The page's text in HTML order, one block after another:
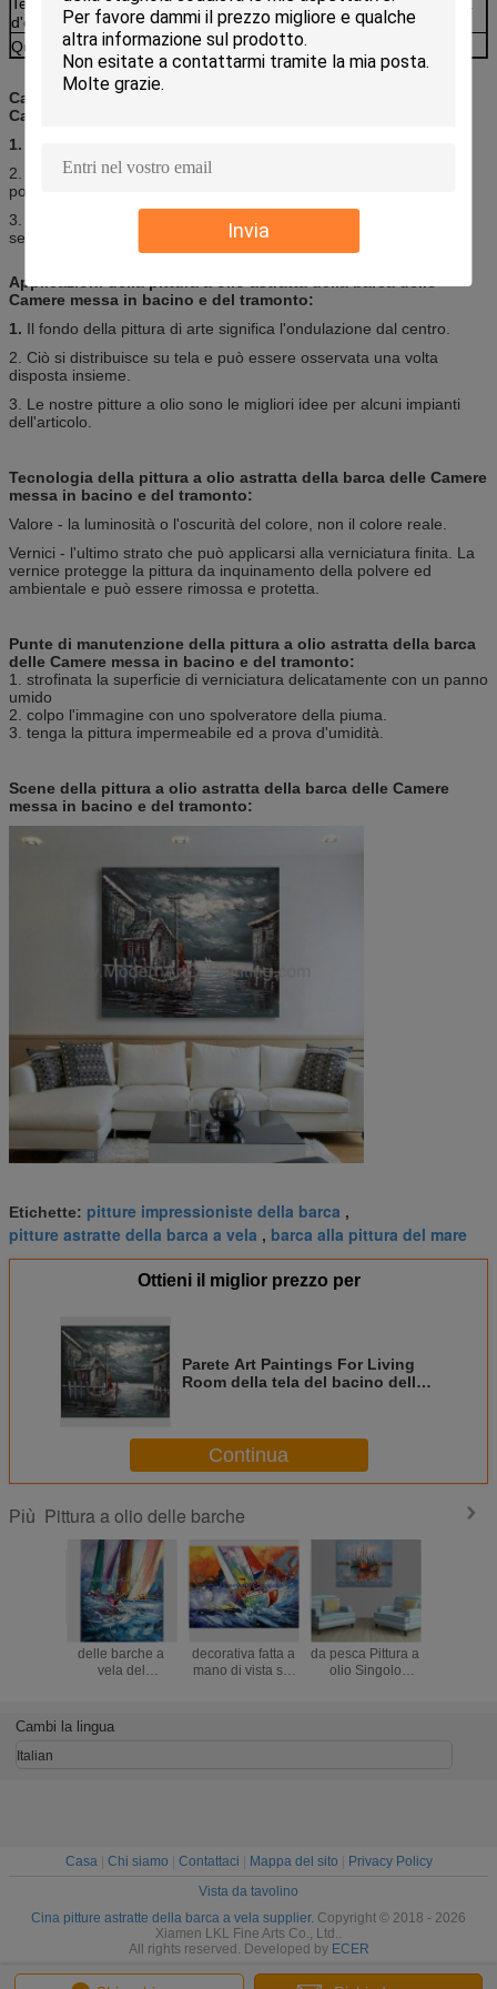
Invia
d'esecuzione
dal qty di ordine)
Qualità
Buone accuratezza e somiglianza
Caratteristiche della pittura a olio astratta della barca delle
Camere messa in bacino e del tramonto:
1.
2. Molte metafore che gli artisti afferrano fornisce una serie di
possibilità.
3. I cambiamenti sovrapposti di struttura da giallo a rosso e
sembrare luminosi.
Applicazioni della pittura a olio astratta della barca delle
Camere messa in bacino e del tramonto:
1. Il fondo della pittura di arte significa l'ondulazione dal centro.
2. Ciò si distribuisce su tela e può essere osservata una volta
disposta insieme.
3. Le nostre pitture a olio sono le migliori idee per alcuni impianti
dell'articolo.
Tecnologia della pittura a olio astratta della barca delle Camere
messa in bacino e del tramonto:
Valore - la luminosità o l'oscurità del colore, non il colore reale.
Vernici - l'ultimo strato che può applicarsi alla verniciatura finita. La
vernice protegge la pittura da inquinamento della polvere ed
ambientale e può essere rimossa e protetta.
Punte di manutenzione della pittura a olio astratta della barca
delle Camere messa in bacino e del tramonto:
1. strofinata la superficie di verniciatura delicatamente con un panno
umido
2. colpo l'immagine con uno spolveratore della piuma.
3. tenga la pittura impermeabile ed a prova d'umidità.
Scene della pittura a olio astratta della barca delle Camere
messa in bacino e del tramonto:
Etichette: pitture impressioniste della barca ,
pitture astratte della barca a vela , barca alla pittura del mare
Ottieni il miglior prezzo per
Parete Art Paintings For Living
Room della tela del bacino della
Continua
Più Pittura a olio delle barche
Pitture astratte
delle barche a
vela del
mano della tela
dell'olio
decorativa fatta a
mano di vista sul
Sun Rise Barche
da pesca Pittura a
olio Singolo
Cambi la lingua
Italian
Casa| Chi siamo Contattaci Mappa del sito
Privacy Policy
Vista da tavolino
Cina pitture astratte della barca a vela supplier. Copyright © 2018 - 2026
Xiamen LKL Fine Arts Co., Ltd..
All rights reserved. Developed by ECER